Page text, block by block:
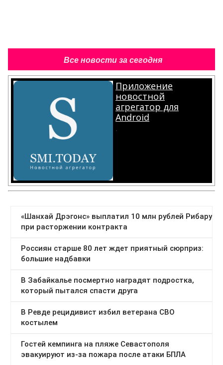
Все новости за сегодня
Приложение
новостной
агрегатор для
Android
.